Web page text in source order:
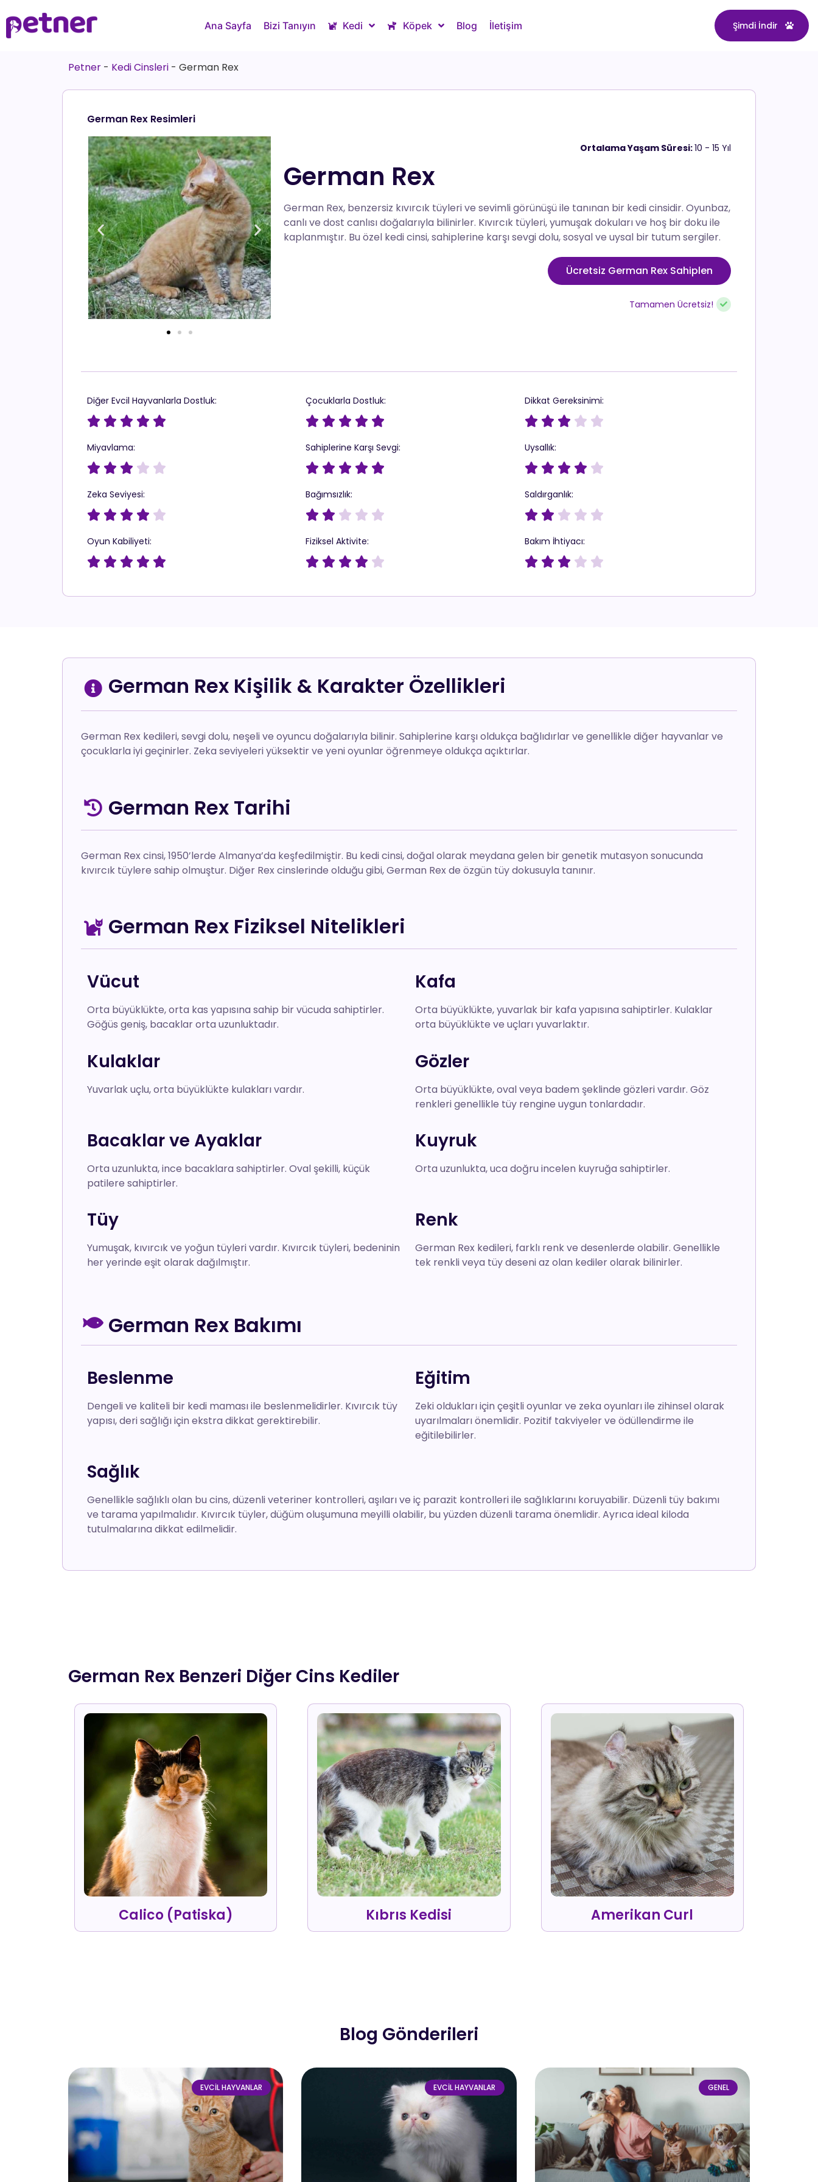
Ana Sayfa Bizi Tanıyın Kedi Köpek Blog İletişim Şimdi İndir
Petner - Kedi Cinsleri - German Rex
German Rex Resimleri
Ortalama Yaşam Süresi:10 - 15 Yıl
German Rex
German Rex, benzersiz kıvırcık tüyleri ve sevimli görünüşü ile tanınan bir kedi cinsidir. Oyunbaz,
canlı ve dost canlısı doğalarıyla bilinirler. Kıvırcık tüyleri, yumuşak dokuları ve hoş bir doku ile
kaplanmıştır. Bu özel kedi cinsi, sahiplerine karşı sevgi dolu, sosyal ve uysal bir tutum sergiler.
Ücretsiz German Rex Sahiplen
Tamamen Ücretsiz!
Diğer Evcil Hayvanlarla Dostluk:
    
Çocuklarla Dostluk:
    
Dikkat Gereksinimi:
    
Miyavlama:
    
Sahiplerine Karşı Sevgi:
    
Uysallık:
    
Zeka Seviyesi:
    
Bağımsızlık:
    
Saldırganlık:
    
Oyun Kabiliyeti:
    
Fiziksel Aktivite:
    
Bakım İhtiyacı:
    
German Rex Kişilik & Karakter Özellikleri
German Rex kedileri, sevgi dolu, neşeli ve oyuncu doğalarıyla bilinir. Sahiplerine karşı oldukça bağlıdırlar ve genellikle diğer hayvanlar ve
çocuklarla iyi geçinirler. Zeka seviyeleri yüksektir ve yeni oyunlar öğrenmeye oldukça açıktırlar.
German Rex Tarihi
German Rex cinsi, 1950’lerde Almanya’da keşfedilmiştir. Bu kedi cinsi, doğal olarak meydana gelen bir genetik mutasyon sonucunda
kıvırcık tüylere sahip olmuştur. Diğer Rex cinslerinde olduğu gibi, German Rex de özgün tüy dokusuyla tanınır.
German Rex Fiziksel Nitelikleri
Vücut
Orta büyüklükte, orta kas yapısına sahip bir vücuda sahiptirler.
Göğüs geniş, bacaklar orta uzunluktadır.
Kafa
Orta büyüklükte, yuvarlak bir kafa yapısına sahiptirler. Kulaklar
orta büyüklükte ve uçları yuvarlaktır.
Kulaklar
Yuvarlak uçlu, orta büyüklükte kulakları vardır.
Gözler
Orta büyüklükte, oval veya badem şeklinde gözleri vardır. Göz
renkleri genellikle tüy rengine uygun tonlardadır.
Bacaklar ve Ayaklar
Orta uzunlukta, ince bacaklara sahiptirler. Oval şekilli, küçük
patilere sahiptirler.
Kuyruk
Orta uzunlukta, uca doğru incelen kuyruğa sahiptirler.
Tüy
Yumuşak, kıvırcık ve yoğun tüyleri vardır. Kıvırcık tüyleri, bedeninin
her yerinde eşit olarak dağılmıştır.
Renk
German Rex kedileri, farklı renk ve desenlerde olabilir. Genellikle
tek renkli veya tüy deseni az olan kediler olarak bilinirler.
German Rex Bakımı
Beslenme
Dengeli ve kaliteli bir kedi maması ile beslenmelidirler. Kıvırcık tüy
yapısı, deri sağlığı için ekstra dikkat gerektirebilir.
Eğitim
Zeki oldukları için çeşitli oyunlar ve zeka oyunları ile zihinsel olarak
uyarılmaları önemlidir. Pozitif takviyeler ve ödüllendirme ile
eğitilebilirler.
Sağlık
Genellikle sağlıklı olan bu cins, düzenli veteriner kontrolleri, aşıları ve iç parazit kontrolleri ile sağlıklarını koruyabilir. Düzenli tüy bakımı
ve tarama yapılmalıdır. Kıvırcık tüyler, düğüm oluşumuna meyilli olabilir, bu yüzden düzenli tarama önemlidir. Ayrıca ideal kiloda
tutulmalarına dikkat edilmelidir.
German Rex Benzeri Diğer Cins Kediler
Calico (Patiska) Kıbrıs Kedisi Amerikan Curl
Blog Gönderileri
EVCIL HAYVANLAR EVCIL HAYVANLAR GENEL